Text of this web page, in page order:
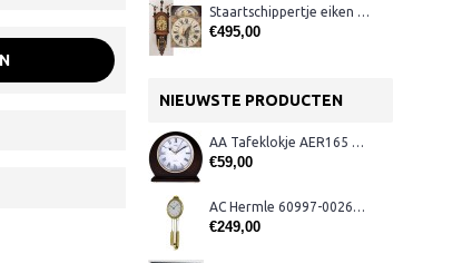
Staartschippertje eiken SK75
€495,00
NIEUWSTE PRODUCTEN
AA Tafeklokje AER165 noten
€59,00
AC Hermle 60997-00261 wandklok
€249,00